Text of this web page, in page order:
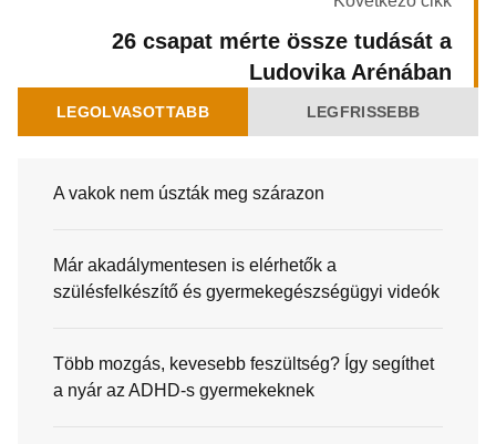
26 csapat mérte össze tudását a
Ludovika Arénában
LEGOLVASOTTABB LEGFRISSEBB
A vakok nem úszták meg szárazon
Már akadálymentesen is elérhetők a
szülésfelkészítő és gyermekegészségügyi videók
Több mozgás, kevesebb feszültség? Így segíthet
a nyár az ADHD-s gyermekeknek